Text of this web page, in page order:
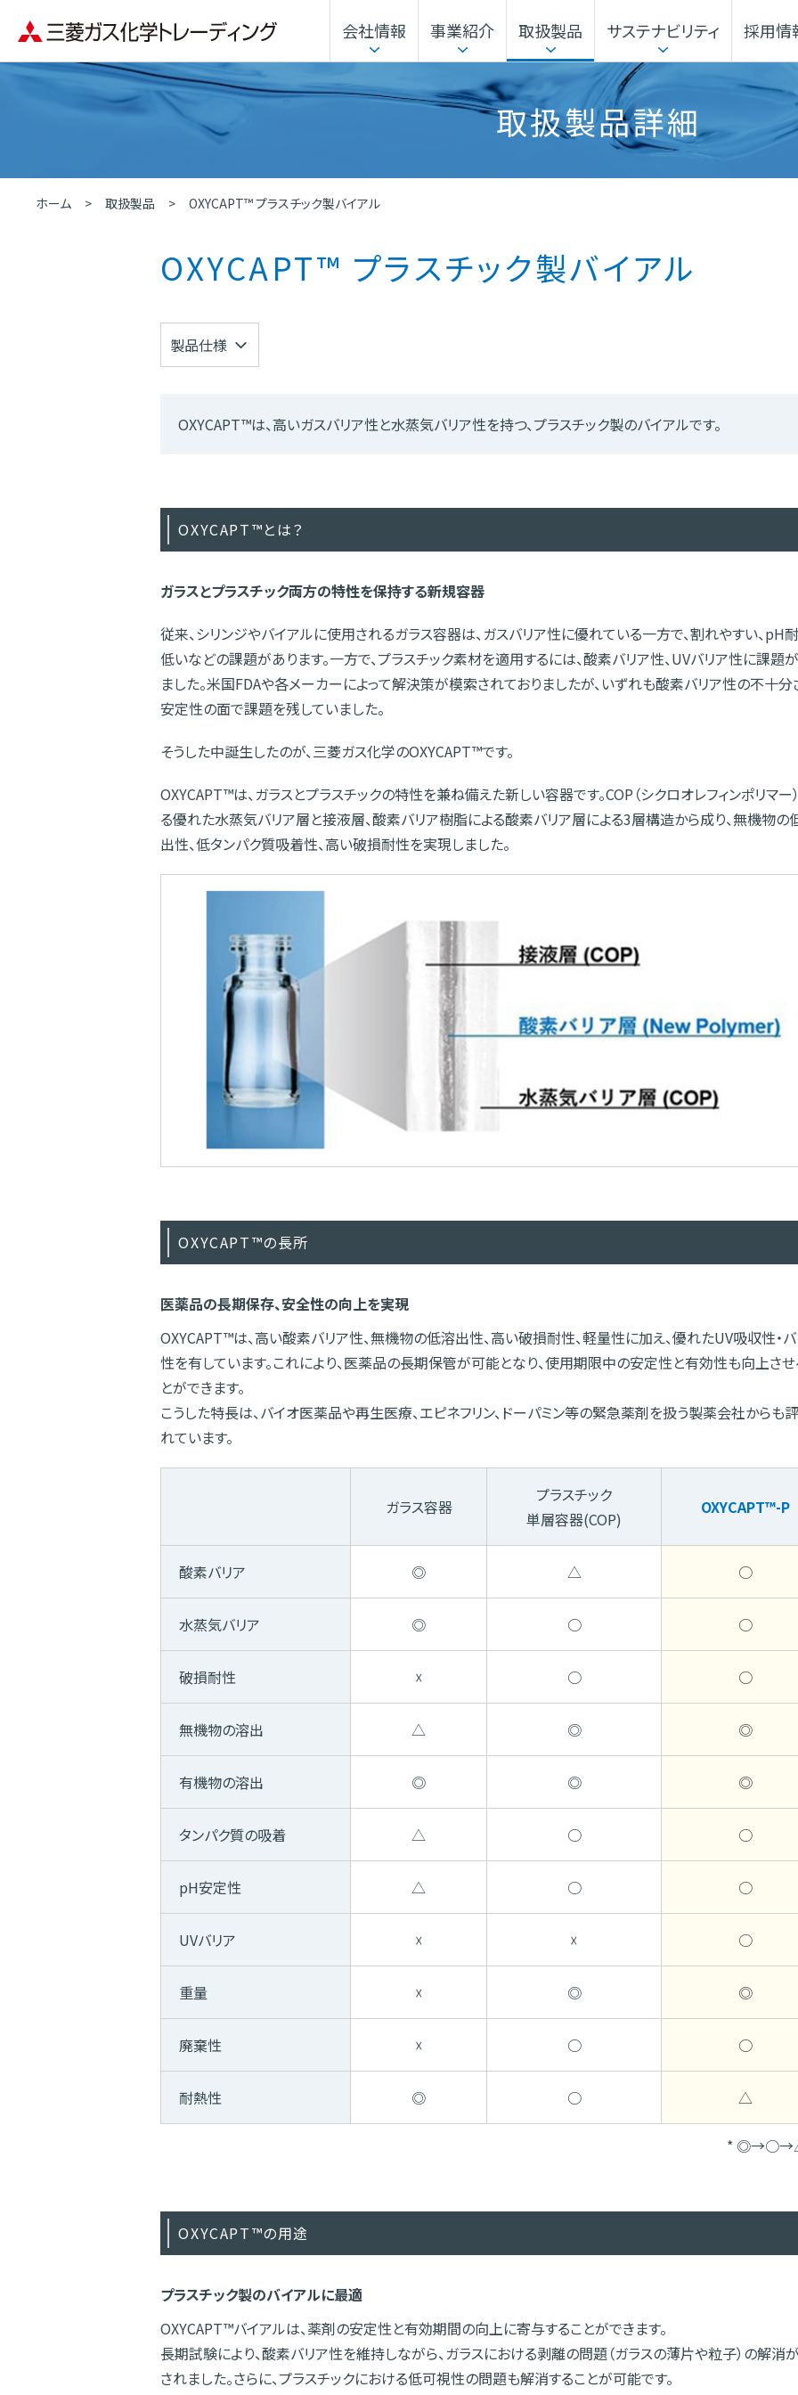
会社情報
企業理念 企業行動指針 電子公告・決算公告
沿革
海外展開
事業紹介
化学品本部
取扱製品
用途・分野から探す 事業から探す
サステナビリティ
トップメッセージ サステナビリティマネジメント ガバナンス
人的資本経営
採用情
取扱製品詳細
ホーム 取扱製品 OXYCAPT™ プラスチック製バイアル
OXYCAPT™ プラスチック製バイアル
製品仕様
OXYCAPT™は、高いガスバリア性と水蒸気バリア性を持つ、プラスチック製のバイアルです。
OXYCAPT™とは？
ガラスとプラスチック両方の特性を保持する新規容器
従来、シリンジやバイアルに使用されるガラス容器は、ガスバリア性に優れている一方で、割れやすい、pH
低いなどの課題があります。一方で、プラスチック素材を適用するには、酸素バリア性、UVバリア性に課題
ました。米国FDAや各メーカーによって解決策が模索されておりましたが、いずれも酸素バリア性の不十分
安定性の面で課題を残していました。
そうした中誕生したのが、三菱ガス化学のOXYCAPT™です。
OXYCAPT™は、ガラスとプラスチックの特性を兼ね備えた新しい容器です。COP（シクロオレフィンポリマー
る優れた水蒸気バリア層と接液層、酸素バリア樹脂による酸素バリア層による3層構造から成り、無機物の
出性、低タンパク質吸着性、高い破損耐性を実現しました。
OXYCAPT™の長所
医薬品の長期保存、安全性の向上を実現
OXYCAPT™は、高い酸素バリア性、無機物の低溶出性、高い破損耐性、軽量性に加え、優れたUV吸収性・
性を有しています。これにより、医薬品の長期保管が可能となり、使用期限中の安定性と有効性も向上さ
とができます。
こうした特長は、バイオ医薬品や再生医療、エピネフリン、ドーパミン等の緊急薬剤を扱う製薬会社からも
れています。
ガラス容器
プラスチック
単層容器(COP)
OXYCAPT™-P
酸素バリア ◎ △ ○
水蒸気バリア ◎ ○ ○
破損耐性 ☓ ○ ○
無機物の溶出 △ ◎ ◎
有機物の溶出 ◎ ◎ ◎
タンパク質の吸着 △ ○ ○
pH安定性 △ ○ ○
UVバリア ☓ ☓ ○
重量 ☓ ◎ ◎
廃棄性 ☓ ○ ○
耐熱性 ◎ ○ △
*
OXYCAPT™の用途
プラスチック製のバイアルに最適
OXYCAPT™バイアルは、薬剤の安定性と有効期間の向上に寄与することができます。
長期試験により、酸素バリア性を維持しながら、ガラスにおける剥離の問題（ガラスの薄片や粒子）の解消
されました。さらに、プラスチックにおける低可視性の問題も解消することが可能です。